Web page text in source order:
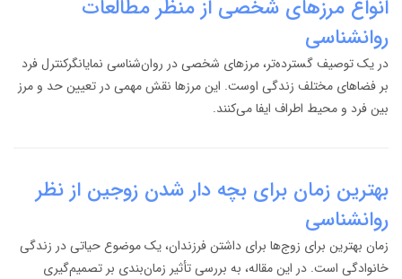
انواع مرزهای شخصی از منظر مطالعات
روانشناسی
در یک توصیف گسترده‌تر، مرزهای شخصی در روان‌شناسی نمایانگرکنترل فرد
بر فضاهای مختلف زندگی اوست. این مرزها نقش مهمی در تعیین حد و مرز
بین فرد و محیط اطراف ایفا می‌کنند.
بهترین زمان برای بچه دار شدن زوجین از نظر
روانشناسی
زمان بهترین برای زوج‌ها برای داشتن فرزندان، یک موضوع حیاتی در زندگی
خانوادگی است. در این مقاله، به بررسی تأثیر زمان‌بندی بر تصمیم‌گیری